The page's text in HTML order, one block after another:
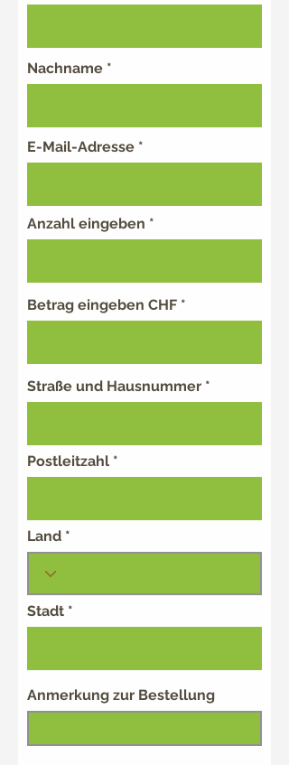
Nachname
E-Mail-Adresse
Anzahl eingeben
Betrag eingeben CHF
Straße und Hausnummer
Postleitzahl
Land
Stadt
Anmerkung zur Bestellung